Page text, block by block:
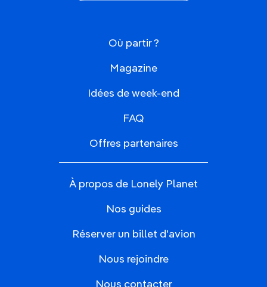
Où partir ?
Magazine
Idées de week-end
FAQ
Offres partenaires
À propos de Lonely Planet
Nos guides
Réserver un billet d'avion
Nous rejoindre
Nous contacter